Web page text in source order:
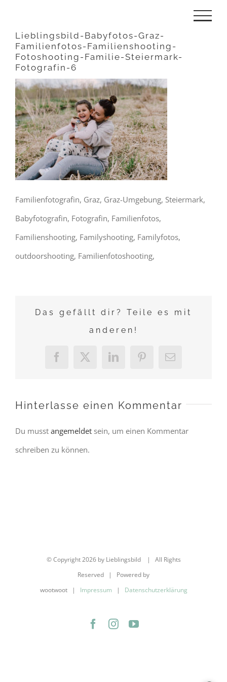
springen
Lieblingsbild-Babyfotos-Graz-
Familienfotos-Familienshooting-
Fotoshooting-Familie-Steiermark-
Fotografin-6
Familienfotografin, Graz, Graz-Umgebung, Steiermark,
Babyfotografin, Fotografin, Familienfotos,
Familienshooting, Familyshooting, Familyfotos,
outdoorshooting, Familienfotoshooting,
Das gefällt dir? Teile es mit
anderen!
Facebook
X LinkedInPinterest
E-
Hinterlasse einen Kommentar
Du musst angemeldet sein, um einen Kommentar
schreiben zu können.
© Copyright2026 by Lieblingsbild | All Rights
Reserved | Powered by
wootwoot | Impressum | Datenschutzerklärung
Facebook
InstagramYouTube